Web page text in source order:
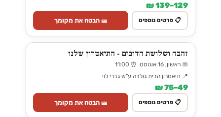
129–139 ₪
📋 פרטים נוספים 🎫 הבטח את מקומך
זהבה ושלושת הדובים - התיאטרון שלנו
📅 ראשון, 16 אוגוסט ⏰ 11:00
📍 תיאטרון הבית גולדה ע"ש גברי לוי
49–75 ₪
📋 פרטים נוספים 🎫 הבטח את מקומך